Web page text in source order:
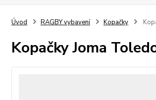
Úvod RAGBY vybavení Kopačky
Kopačky Joma